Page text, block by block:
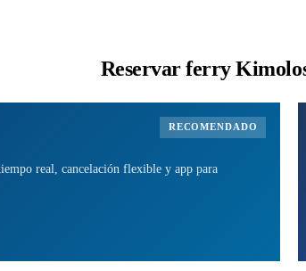
Reservar ferry
RECOMENDADO
real, cancelación flexible y app para